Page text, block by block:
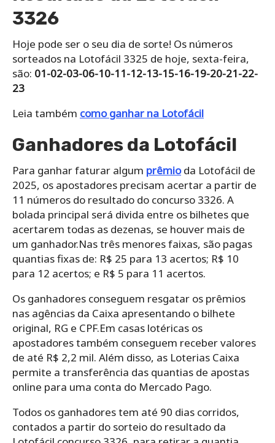
3326
Hoje pode ser o seu dia de sorte! Os números
sorteados na Lotofácil 3325 de hoje, sexta-feira,
são: 01-02-03-06-10-11-12-13-15-16-19-20-21-22-
23
Leia também como ganhar na Lotofácil
Ganhadores da Lotofácil
Para ganhar faturar algum prêmioda Lotofácil de
2025, os apostadores precisam acertar a partir de
11 números do resultado do concurso 3326. A
bolada principal será divida entre os bilhetes que
acertarem todas as dezenas, se houver mais de
um ganhador.Nas três menores faixas, são pagas
quantias fixas de: R$ 25 para 13 acertos; R$ 10
para 12 acertos; e R$ 5 para 11 acertos.
Os ganhadores conseguem resgatar os prêmios
nas agências da Caixa apresentando o bilhete
original, RG e CPF.Em casas lotéricas os
apostadores também conseguem receber valores
de até R$ 2,2 mil. Além disso, as Loterias Caixa
permite a transferência das quantias de apostas
online para uma conta do Mercado Pago.
Todos os ganhadores tem até 90 dias corridos,
contados a partir do sorteio do resultado da